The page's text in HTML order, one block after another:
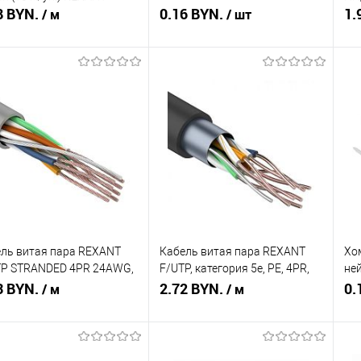
BYN. / м
в 1 клик
Недоступно
серая
0.16 BYN. / шт
Купить в 1 клик
В избранное
Недоступно
В
витая пара REXANT
STRANDED 4PR 24AWG,
внутренний,
BYN. / м
Кабель витая пара REXANT
F/UTP, категория 5e, PE, 4PR,
24AWG, внешний, черный, 305
2.72 BYN. / м